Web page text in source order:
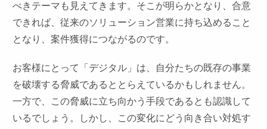
べきテーマも見えてきます。そこが明らかとなり、合意
できれば、従来のソリューション営業に持ち込めること
となり、案件獲得につながるのです。
お客様にとって「デジタル」は、自分たちの既存の事業
を破壊する脅威であるととらえているかもしれません。
一方で、この脅威に立ち向かう手段であるとも認識して
いるでしょう。しかし、この変化にどう向き合い対処す